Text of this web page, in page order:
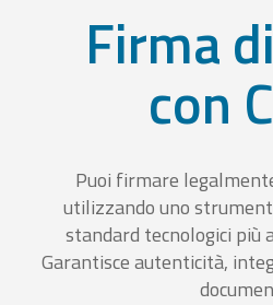
Firma
con
Puoi firmare
utilizzando uno
standard tecnologici più
Garantisce autenticità,